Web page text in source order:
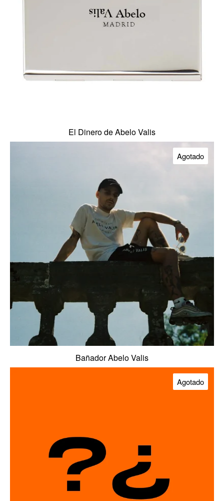
El Dinero de Abelo Valis
Agotado
Bañador Abelo Valis
Agotado